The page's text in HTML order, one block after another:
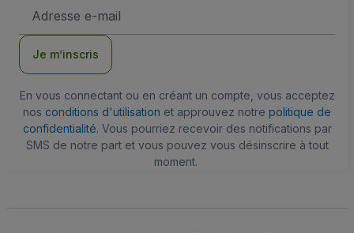
e-
Je m’inscris
En vous connectant ou en créant un compte, vous acceptez
nos conditions d'utilisation et approuvez notre politique de
confidentialité. Vous pourriez recevoir des notifications par
SMS de notre part et vous pouvez vous désinscrire à tout
moment.